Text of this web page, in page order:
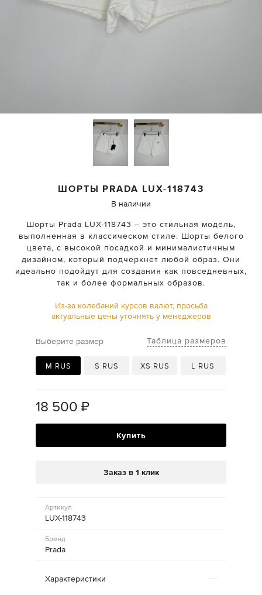
ШОРТЫ PRADA LUX-118743
В наличии
Шорты Prada LUX-118743 – это стильная модель,
выполненная в классическом стиле. Шорты белого
цвета, с высокой посадкой и минималистичным
дизайном, который подчеркнет любой образ. Они
идеально подойдут для создания как повседневных,
так и более формальных образов.
Из-за колебаний курсов валют, просьба
актуальные цены уточнять у менеджеров
Выберите размер Таблица размеров
M RUS S RUS XS RUS L RUS
18 500 ₽
Купить
Заказ в 1 клик
Артикул
LUX-118743
Бренд
Prada
Характеристики